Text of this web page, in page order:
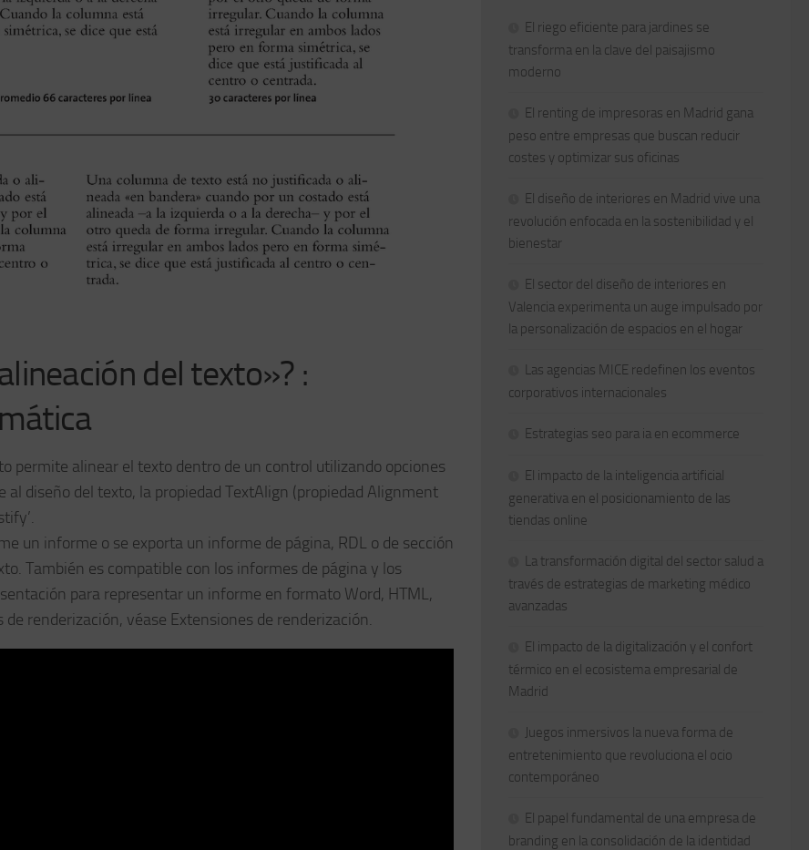
del texto»? :
permite alinear el texto dentro de un control utilizando opciones
diseño del texto, la propiedad TextAlign (propiedad Alignment
un informe o se exporta un informe de página, RDL o de sección
También es compatible con los informes de página y los
para representar un informe en formato Word, HTML,
renderización, véase Extensiones de renderización.
El riego eficiente para jardines se
transforma en la clave del paisajismo
moderno
El renting de impresoras en Madrid gana
peso entre empresas que buscan reducir
costes y optimizar sus oficinas
El diseño de interiores en Madrid vive una
revolución enfocada en la sostenibilidad y el
bienestar
El sector del diseño de interiores en
Valencia experimenta un auge impulsado por
la personalización de espacios en el hogar
Las agencias MICE redefinen los eventos
corporativos internacionales
Estrategias seo para ia en ecommerce
El impacto de la inteligencia artificial
generativa en el posicionamiento de las
tiendas online
La transformación digital del sector salud a
través de estrategias de marketing médico
avanzadas
El impacto de la digitalización y el confort
térmico en el ecosistema empresarial de
Madrid
Juegos inmersivos la nueva forma de
entretenimiento que revoluciona el ocio
contemporáneo
El papel fundamental de una empresa de
branding en la consolidación de la identidad